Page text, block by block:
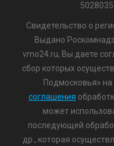
Свидетельство о
Выдано
vmo24.ru, Вы даете
сбор которых
Подмосковья» на
соглашения
может
последующей
др., которая